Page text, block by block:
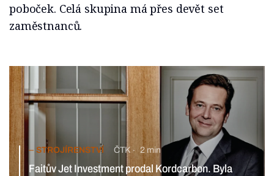
poboček. Celá skupina má přes devět set
zaměstnanců.
STROJÍRENSTVÍ ČTK 2 min
Faitův Jet Investment prodal Kordcarbon. Byla poslední
firmou z jeho prvního fondu